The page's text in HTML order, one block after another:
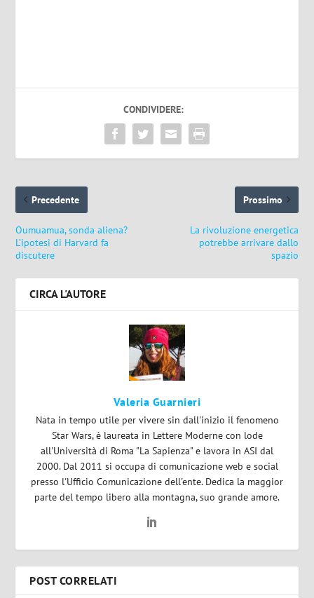
CONDIVIDERE:
Precedente
Oumuamua, sonda aliena?
L’ipotesi di Harvard fa
discutere
Prossimo
La rivoluzione energetica
potrebbe arrivare dallo
spazio
CIRCA L'AUTORE
Valeria Guarnieri
Nata in tempo utile per vivere sin dall'inizio il fenomeno
Star Wars, è laureata in Lettere Moderne con lode
all'Università di Roma "La Sapienza" e lavora in ASI dal
2000. Dal 2011 si occupa di comunicazione web e social
presso l'Ufficio Comunicazione dell'ente. Dedica la maggior
parte del tempo libero alla montagna, suo grande amore.
POST CORRELATI